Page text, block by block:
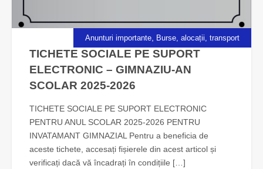
Anunturi importante Burse, alocații, transport
TICHETE SOCIALE PE SUPORT
ELECTRONIC – GIMNAZIU-AN
SCOLAR 2025-2026
TICHETE SOCIALE PE SUPORT ELECTRONIC
PENTRU ANUL SCOLAR 2025-2026 PENTRU
INVATAMANT GIMNAZIAL Pentru a beneficia de
aceste tichete, accesați fișierele din acest articol și
verificați dacă vă încadrați în condițiile […]